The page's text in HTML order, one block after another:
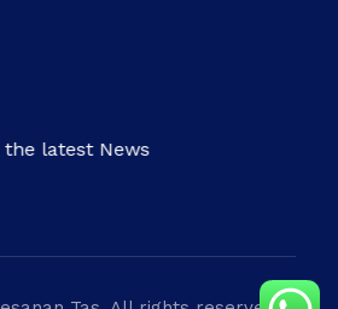
latest News